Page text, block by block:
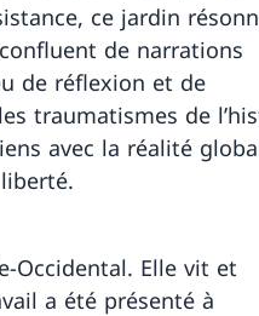
ce jardin
de narrations
de réflexion et de
traumatismes de
avec la réalité
Occidental. Elle vit et
a été présenté à